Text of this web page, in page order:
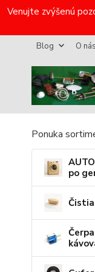
Venujte zvýšenú
Blog O nás
Ponuka
po